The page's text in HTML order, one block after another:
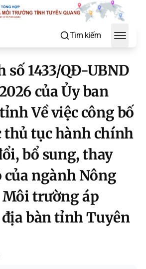
Tìm kiếm
Toggle
số 1433/QĐ-UBND
của Ủy ban
Về việc công bố
thủ tục hành chính
bổ sung, thay
của ngành Nông
trường áp
bàn tỉnh Tuyên